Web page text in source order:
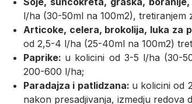
l/ha (30-50ml na 100m2),
Articoke, celera, brokolija, luka za
od 2,5-4 l/ha (25-40ml na 100m2)
Paprike: u kolicini od 3-5 l/ha (30-
200-600 l/ha;
Paradajza i patlidzana: u kolicini od
nakon presadjivanja, izmedju